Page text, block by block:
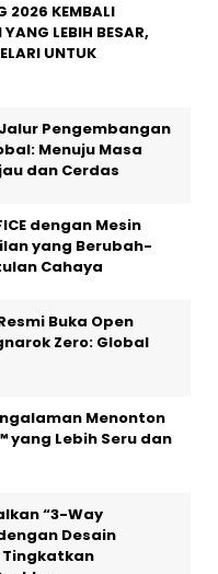
2026 KEMBALI
LEBIH BESAR,
UNTUK
Pengembangan
Menuju Masa
dan Cerdas
dengan Mesin
yang Berubah-
Cahaya
Buka Open
Zero: Global
Menonton
yang Lebih Seru dan
“3-Way
Desain
Tingkatkan